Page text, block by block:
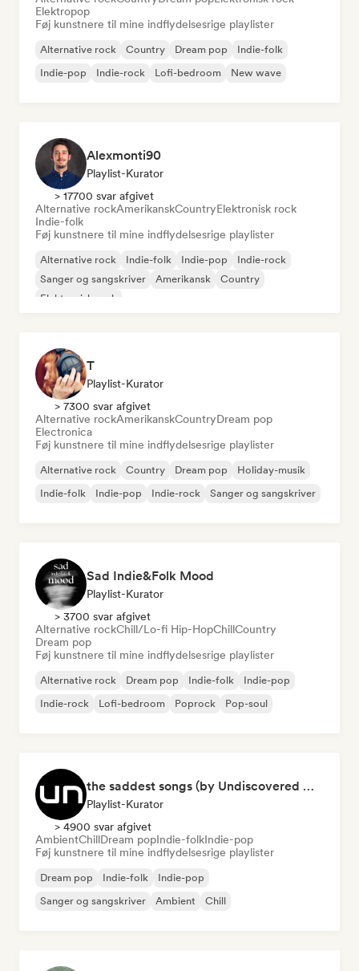
Elektropop
Føj kunstnere til mine indflydelsesrige playlister
Alternative rock Country Dream pop
Indie-folk
Indie-pop
Indie-rock Lofi-bedroom New wave
Alexmonti90
Playlist-Kurator
> 17700 svar afgivet
Alternative rockAmerikanskCountryElektronisk rock
Indie-folk
Føj kunstnere til mine indflydelsesrige playlister
Alternative rock Indie-folk Indie-pop
Indie-rock
Sanger og sangskriver
Amerikansk
Country
Elektronisk rock
T
Playlist-Kurator
> 7300 svar afgivet
Alternative rockAmerikanskCountryDream pop
Electronica
Føj kunstnere til mine indflydelsesrige playlister
Alternative rock Country Dream pop
Holiday-musik
Indie-folk
Indie-pop Indie-rock Sanger og sangskriver
Sad Indie&Folk Mood
Playlist-Kurator
> 3700 svar afgivet
Alternative rockChill/Lo-fi Hip-HopChillCountry
Dream pop
Føj kunstnere til mine indflydelsesrige playlister
Alternative rock Dream pop Indie-folk
Indie-pop
Indie-rock
Lofi-bedroom Poprock Pop-soul
the saddest songs (by Undiscovered Music)
Playlist-Kurator
> 4900 svar afgivet
AmbientChillDream popIndie-folkIndie-pop
Føj kunstnere til mine indflydelsesrige playlister
Dream pop Indie-folk
Indie-pop
Sanger og sangskriver
Ambient Chill